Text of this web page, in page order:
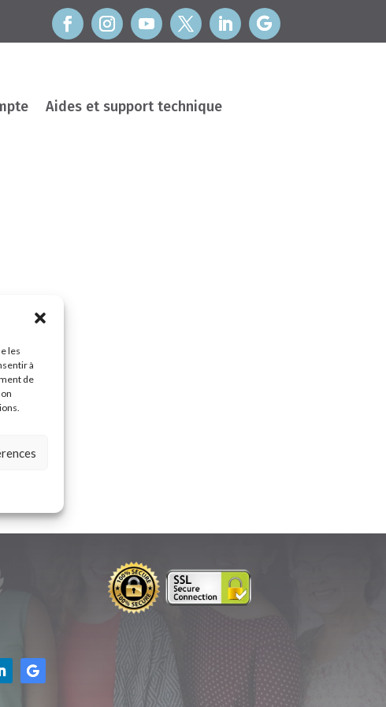
les
à
de
Aides et support technique